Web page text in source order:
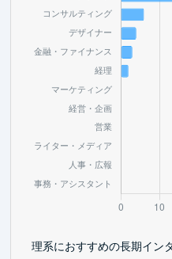
理系におすすめの長期イン